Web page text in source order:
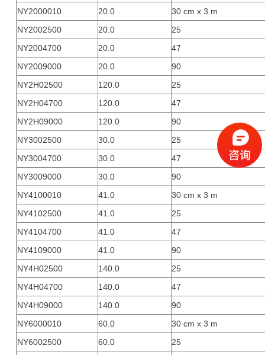
NY2000010 20.0
30 cm x 3 m
NY2002500
20.0
25
NY2004700
20.0
47
NY2009000
20.0
90
NY2H02500
120.0
25
NY2H04700
120.0
47
NY2H09000
120.0
90
NY3002500
30.0
25
NY3004700
30.0
47
NY3009000
30.0
90
NY4100010
41.0
30 cm x 3 m
NY4102500
41.0
25
NY4104700
41.0
47
NY4109000
41.0
90
NY4H02500
140.0
25
NY4H04700
140.0
47
NY4H09000
140.0
90
NY6000010
60.0
30 cm x 3 m
NY6002500
60.0
25